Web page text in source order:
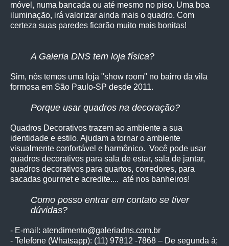
móvel, numa bancada ou até mesmo no piso. Uma boa
iluminação, irá valorizar ainda mais o quadro. Com
certeza suas paredes ficarão muito mais bonitas!
A Galeria DNS tem loja física?
Sim, nós temos uma loja "show room" no bairro da vila
formosa em São Paulo-SP desde 2011.
Porque usar quadros na decoração?
Quadros Decorativos trazem ao ambiente a sua
identidade e estilo. Ajudam a tornar o ambiente
visualmente confortável e harmônico. Você pode usar
quadros decorativos para sala de estar, sala de jantar,
quadros decorativos para quartos, corredores, para
sacadas gourmet e acredite.... até nos banheiros!
Como posso entrar em contato se tiver
dúvidas?
- E-mail: atendimento@galeriadns.com.br
- Telefone (Whatsapp): (11) 97812 -7868 – De segunda à;